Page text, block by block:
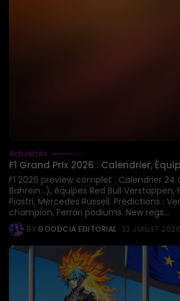
Actualités
F1 Grand Prix 2026 : Calendrier,
F1 2026 preview complet : Calendrier 24
Bahreïn...), équipes Red Bull Verstappen,
Piastri, Mercedes Russell. Prédictions :
champion, Ferrari podiums. New regs...
BY GOODCIA EDITORIAL 23 JUILLET 2026